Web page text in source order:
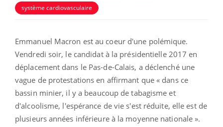
système cardiovasculaire
Emmanuel Macron est au coeur d'une polémique.
Vendredi soir, le candidat à la présidentielle 2017 en
déplacement dans le Pas-de-Calais, a déclenché une
vague de protestations en affirmant que « dans ce
bassin minier, il y a beaucoup de tabagisme et
d'alcoolisme, l'espérance de vie s'est réduite, elle est de
plusieurs années inférieure à la moyenne nationale ».